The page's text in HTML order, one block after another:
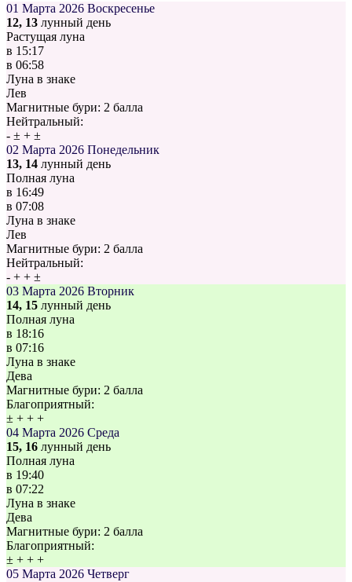
01 Марта 2026 Воскресенье
12, 13 лунный день
Растущая луна
в 15:17
в 06:58
Луна в знаке
Лев
Магнитные бури: 2 балла
Нейтральный:
- ± + ±
02 Марта 2026 Понедельник
13, 14 лунный день
Полная луна
в 16:49
в 07:08
Луна в знаке
Лев
Магнитные бури: 2 балла
Нейтральный:
- + + ±
03 Марта 2026 Вторник
14, 15 лунный день
Полная луна
в 18:16
в 07:16
Луна в знаке
Дева
Магнитные бури: 2 балла
Благоприятный:
± + + +
04 Марта 2026 Среда
15, 16 лунный день
Полная луна
в 19:40
в 07:22
Луна в знаке
Дева
Магнитные бури: 2 балла
Благоприятный:
± + + +
05 Марта 2026 Четверг